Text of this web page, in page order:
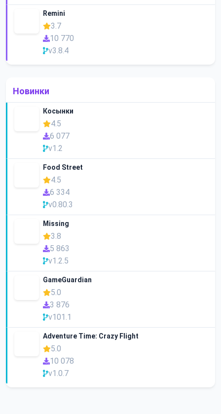
Remini
3.7
10 770
v3.8.4
Новинки
Косынки
4.5
6 077
v1.2
Food Street
4.5
6 334
v0.80.3
Missing
3.8
5 863
v1.2.5
GameGuardian
5.0
3 876
v101.1
Adventure Time: Crazy Flight
5.0
10 078
v1.0.7